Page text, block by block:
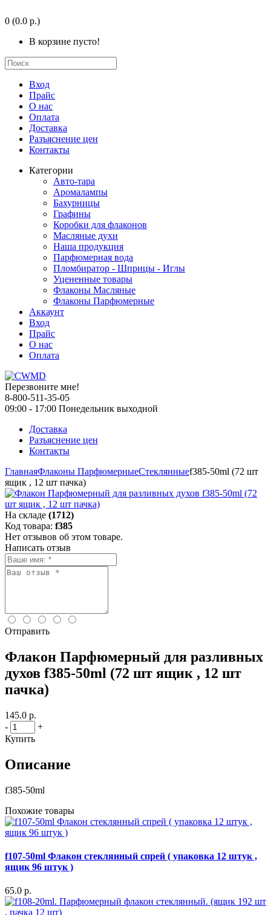
0 (0.0 р.)
В корзине пусто!
Вход
Прайс
О нас
Оплата
Доставка
Разъяснение цен
Контакты
Категории
Авто-тара
Аромалампы
Бахурницы
Графины
Коробки для флаконов
Масляные духи
Наша продукция
Парфюмерная вода
Пломбиратор - Шприцы - Иглы
Уцененные товары
Флаконы Масляные
Флаконы Парфюмерные
Аккаунт
Вход
Прайс
О нас
Оплата
Перезвоните мне!
8-800-511-35-05
09:00 - 17:00 Понедельник выходной
Доставка
Разъяснение цен
Контакты
ГлавнаяФлаконы ПарфюмерныеСтеклянныеf385-50ml (72 шт
ящик , 12 шт пачка)
На складе (1712)
Код товара: f385
Нет отзывов об этом товаре.
Написать отзыв
Отправить
Флакон Парфюмерный для разливных
духов f385-50ml (72 шт ящик , 12 шт
пачка)
145.0 р.
-
+
Купить
Описание
f385-50ml
Похожие товары
f107-50ml Флакон стеклянный спрей ( упаковка 12 штук ,
ящик 96 штук )
65.0 р.